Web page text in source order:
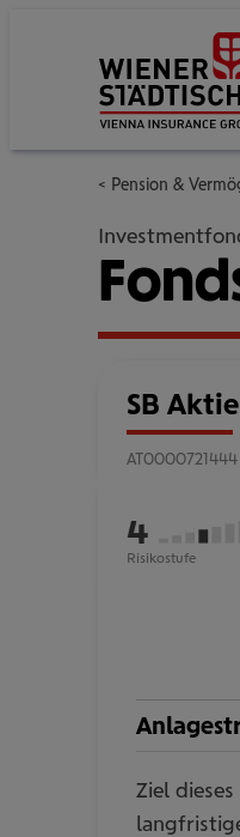
Pension &
SB
AT0000721444
Risikostufe
4
von
7
Ziel